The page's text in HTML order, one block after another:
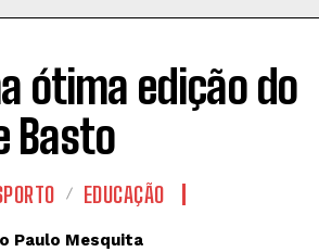
ótima edição do
Basto
EDUCAÇÃO
Paulo Mesquita